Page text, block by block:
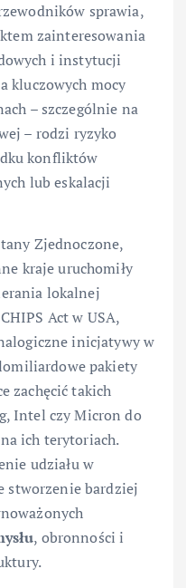
sprawia,
zainteresowania
i instytucji
kluczowych mocy
– szczególnie na
– rodzi ryzyko
konfliktów
lub eskalacji
Zjednoczone,
kraje uruchomiły
lokalnej
Act w USA,
inicjatywy w
pakiety
zachęcić takich
Intel czy Micron do
ich terytoriach.
udziału w
stworzenie bardziej
, obronności i